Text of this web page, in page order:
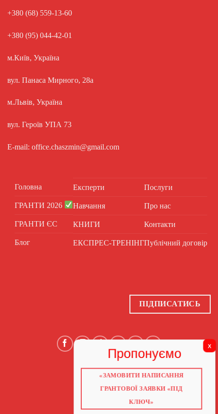
+380 (68) 559-13-60
+380 (95) 044-42-01
м.Київ, Україна
вул. Панаса Мирного, 28а
м.Львів, Україна
вул. Героїв УПА 73
E-mail: office.chaszmin@gmail.com
Головна
ГРАНТИ 2026
ГРАНТИ ЄС
Блог
Експерти
Навчання
КНИГИ
ЕКСПРЕС-ТРЕНІНГ
Послуги
Про нас
Контакти
Публічний договір
ПІДПИСАТИСЬ
ГОЛОВНА
ПРО НАС
ГРАНТИ 2026
«ЗАМОВИТИ НАПИСАННЯ
ГРАНТОВОЇ ЗАЯВКИ «ПІД
КЛЮЧ»